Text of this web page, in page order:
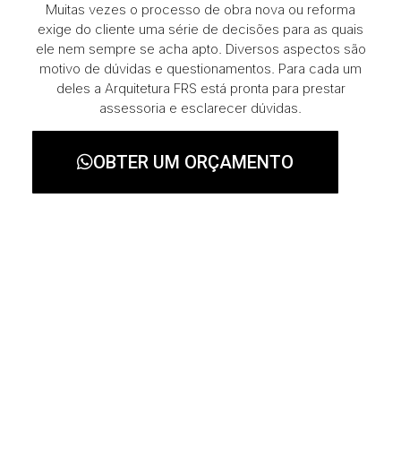
Muitas vezes o processo de obra nova ou reforma
exige do cliente uma série de decisões para as quais
ele nem sempre se acha apto. Diversos aspectos são
motivo de dúvidas e questionamentos. Para cada um
deles a Arquitetura FRS está pronta para prestar
assessoria e esclarecer dúvidas.
OBTER UM ORÇAMENTO